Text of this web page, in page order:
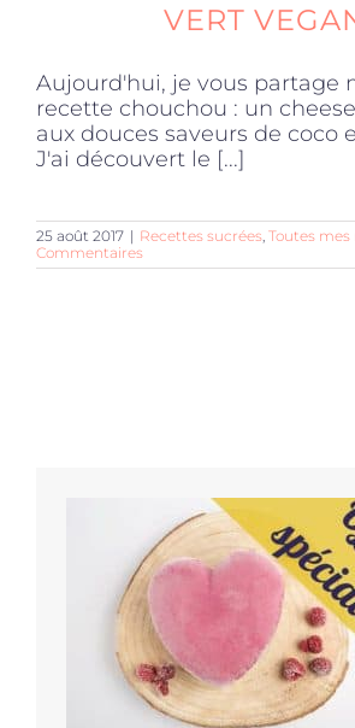
VERT
Aujourd'hui, je vous partage
recette chouchou : un
aux douces saveurs de coco
J'ai découvert le [...]
25 août 2017 | Recettes sucrées Toutes
Commentaires